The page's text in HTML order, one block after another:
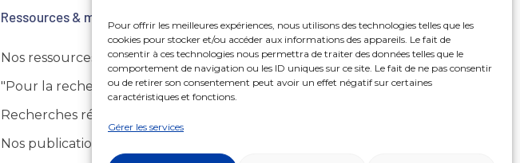
Pour offrir les meilleures expériences, nous utilisons des technologies telles que les
cookies pour stocker et/ou accéder aux informations des appareils. Le fait de
consentir à ces technologies nous permettra de traiter des données telles que le
comportement de navigation ou les ID uniques sur ce site. Le fait de ne pas consentir
ou de retirer son consentement peut avoir un effet négatif sur certaines
caractéristiques et fonctions.
Gérer les services
Ressources & matériaux
Nos ressources
"Pour la recherche"
Recherches réalisées
Nos publications
Mentions légales
Crédits